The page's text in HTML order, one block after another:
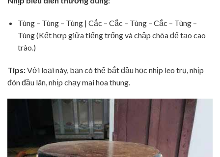
Tùng – Tùng – Tùng | Cắc – Cắc – Tùng – Cắc – Tùng –
Tùng (Kết hợp giữa tiếng trống và chập chõa để tạo cao
trào.)
Tips:Với loại này, bạn có thể bắt đầu học nhịp leo trụ, nhịp
đón đầu lân, nhịp chạy mai hoa thung.